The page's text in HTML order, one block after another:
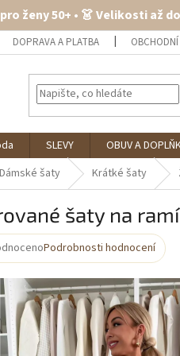
ženy 50+ • 👗 Velikosti až
DOPRAVA A PLATBA
SLEVY OBUV A
Dámské šaty Krátké šaty
šaty na
Podrobnosti hodnocení